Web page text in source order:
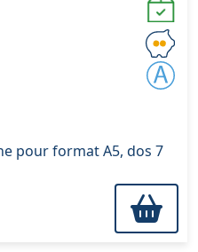
pour format A5, dos 7